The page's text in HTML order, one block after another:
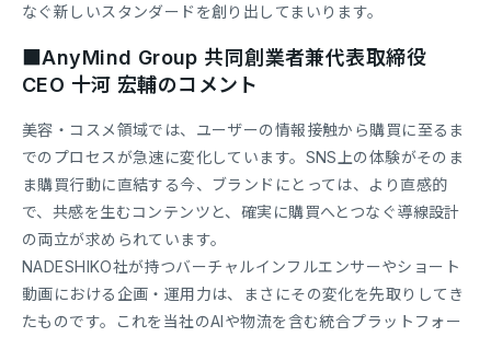
なぐ新しいスタンダードを創り出してまいります。
■AnyMind Group 共同創業者兼代表取締役
CEO 十河 宏輔のコメント
美容・コスメ領域では、ユーザーの情報接触から購買に至るま
でのプロセスが急速に変化しています。SNS上の体験がそのま
ま購買行動に直結する今、ブランドにとっては、より直感的
で、共感を生むコンテンツと、確実に購買へとつなぐ導線設計
の両立が求められています。
NADESHIKO社が持つバーチャルインフルエンサーやショート
動画における企画・運用力は、まさにその変化を先取りしてき
たものです。これを当社のAIや物流を含む統合プラットフォー